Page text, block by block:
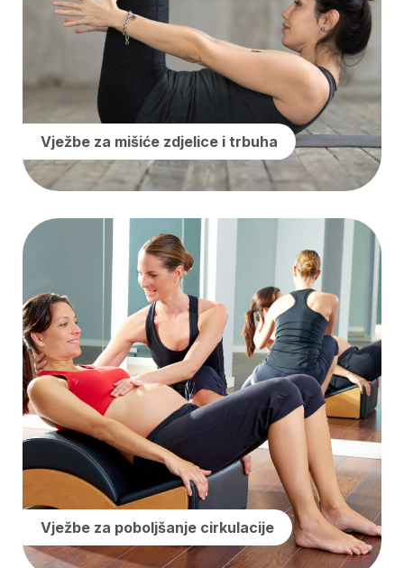
Vježbe za mišiće zdjelice i trbuha
Vježbe za poboljšanje cirkulacije